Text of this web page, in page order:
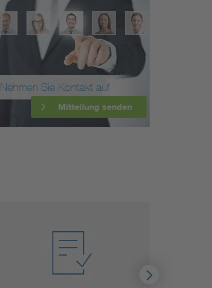
Nehmen Sie Kontakt auf
Mitteilung senden